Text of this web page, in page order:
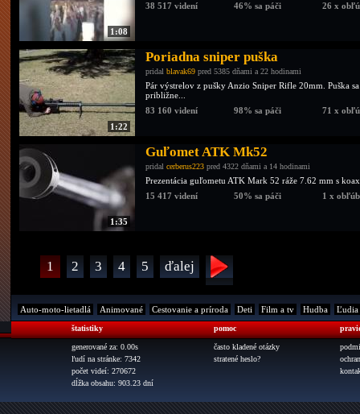
1:08
38 517 videní
46% sa páči 26 x
1:22
Poriadna sniper puška
pridal blavak69 pred 5385 dňami a 22 hodinami
Pár výstrelov z pušky Anzio Sniper Rifle 20mm. Puška
približne...
83 160 videní
98% sa páči 71 x
1:35
Guľomet ATK Mk52
pridal cerberus223 pred 4322 dňami a 14 hodinami
Prezentácia guľometu ATK Mark 52 ráže 7.62 mm s
15 417 videní
50% sa páči 1 x
1 2 3 4 5 ďalej
Auto-moto-lietadlá Animované Cestovanie a príroda Deti Film a tv Hudba Ľudia
štatistiky
generované za: 0.00s
ľudí na stránke: 7342
počet videí: 270672
dĺžka obsahu: 903.23 dní
pomoc
často kladené otázky
stratené heslo?